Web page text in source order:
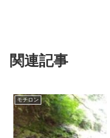
関連記事
モチロン